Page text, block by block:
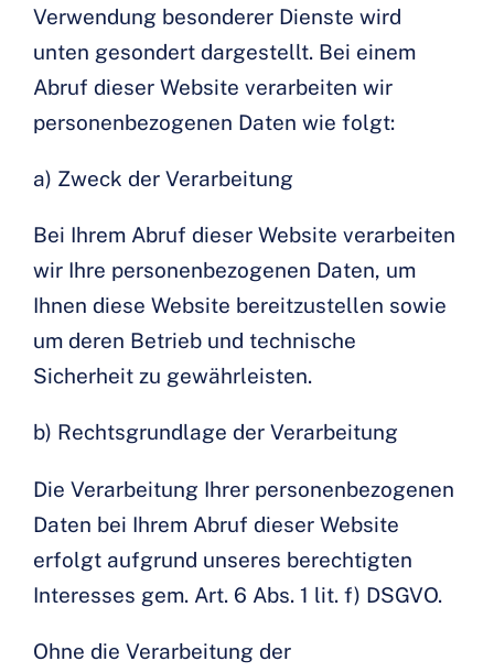
Verwendung besonderer Dienste wird
unten gesondert dargestellt. Bei einem
Abruf dieser Website verarbeiten wir
personenbezogenen Daten wie folgt:
a) Zweck der Verarbeitung
Bei Ihrem Abruf dieser Website verarbeiten
wir Ihre personenbezogenen Daten, um
Ihnen diese Website bereitzustellen sowie
um deren Betrieb und technische
Sicherheit zu gewährleisten.
b) Rechtsgrundlage der Verarbeitung
Die Verarbeitung Ihrer personenbezogenen
Daten bei Ihrem Abruf dieser Website
erfolgt aufgrund unseres berechtigten
Interesses gem. Art. 6 Abs. 1 lit. f) DSGVO.
Ohne die Verarbeitung der